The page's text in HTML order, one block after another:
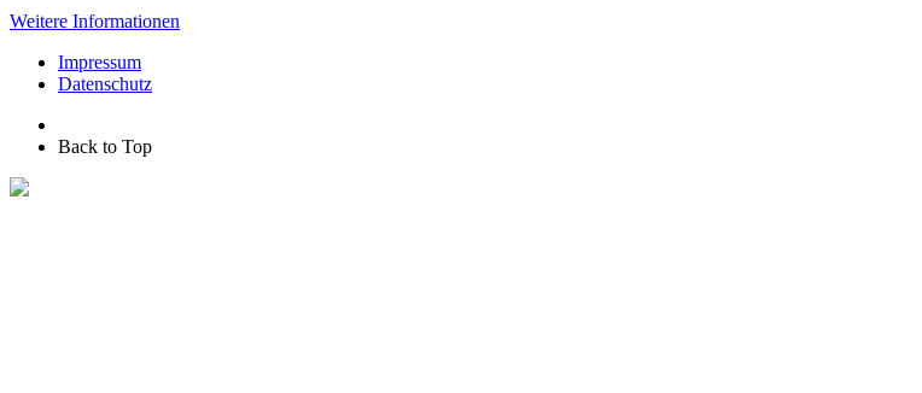
Weitere Informationen
Impressum
Datenschutz
Back to Top